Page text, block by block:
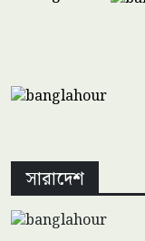
সারাদেশ